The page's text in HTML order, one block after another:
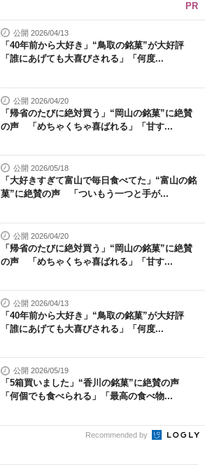
PR
公開 2026/04/13
「40年前から大好き」“鳥取の銘菓”が大好評
「誰にあげても大喜びされる」「何度...
公開 2026/04/20
「帰省のたびに絶対買う」“岡山の銘菓”に絶賛
の声 「めちゃくちゃ喜ばれる」「甘す...
公開 2026/05/18
「大好きすぎて富山で毎日食べてた」“富山の銘
菓”に絶賛の声 「ついもう一つと手が...
公開 2026/04/20
「帰省のたびに絶対買う」“岡山の銘菓”に絶賛
の声 「めちゃくちゃ喜ばれる」「甘す...
公開 2026/04/13
「40年前から大好き」“鳥取の銘菓”が大好評
「誰にあげても大喜びされる」「何度...
公開 2026/05/19
「5箱買いました」“香川の銘菓”に絶賛の声
「何個でも食べられる」「最高の食べ物...
Recommended by